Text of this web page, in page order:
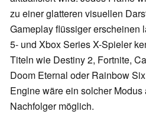
zu einer glatteren visuellen
Gameplay flüssiger erscheinen
5- und Xbox Series X-Spieler
Titeln wie Destiny 2, Fortnite,
Doom Eternal oder Rainbow
Engine wäre ein solcher
Nachfolger möglich.